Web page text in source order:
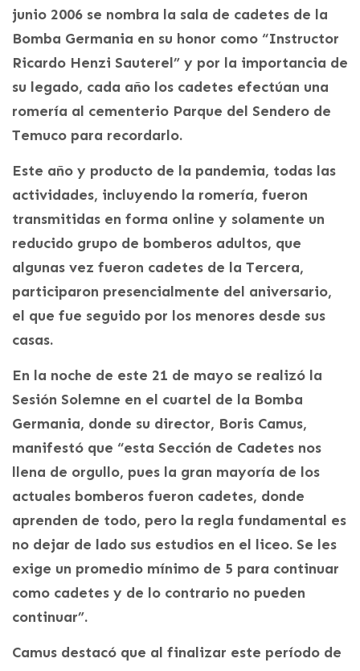
junio 2006 se nombra la sala de cadetes de la
Bomba Germania en su honor como “Instructor
Ricardo Henzi Sauterel” y por la importancia de
su legado, cada año los cadetes efectúan una
romería al cementerio Parque del Sendero de
Temuco para recordarlo.
Este año y producto de la pandemia, todas las
actividades, incluyendo la romería, fueron
transmitidas en forma online y solamente un
reducido grupo de bomberos adultos, que
algunas vez fueron cadetes de la Tercera,
participaron presencialmente del aniversario,
el que fue seguido por los menores desde sus
casas.
En la noche de este 21 de mayo se realizó la
Sesión Solemne en el cuartel de la Bomba
Germania, donde su director, Boris Camus,
manifestó que “esta Sección de Cadetes nos
llena de orgullo, pues la gran mayoría de los
actuales bomberos fueron cadetes, donde
aprenden de todo, pero la regla fundamental es
no dejar de lado sus estudios en el liceo. Se les
exige un promedio mínimo de 5 para continuar
como cadetes y de lo contrario no pueden
continuar”.
Camus destacó que al finalizar este período de